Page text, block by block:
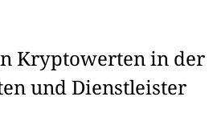
Kryptowerten in der
und Dienstleister